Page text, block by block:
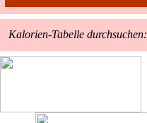
Kalorien-Tabelle durchsuchen: